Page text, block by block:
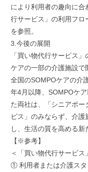
により利用者の趣向に
行サービス」の利用フロ
を参照。
3.今後の展開
「買い物代行サービス
ケアの一部の介護施設
全国のSOMPOケアの介
年4月以降、SOMPOケ
た両社は、「シニアポ
ビス」のみならず、介
し、生活の質を高める新
【※参考】
＜「買い物代行サービス
① 利用者または介護スタ